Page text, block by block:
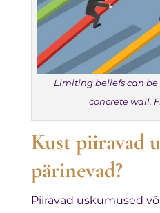
Limiting beliefs can
concrete wall.
Kust piiravad
pärinevad?
Piiravad uskumused